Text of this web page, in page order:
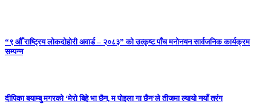
“९ औँ राष्ट्रिय लोकदोहोरी अवार्ड – २०८३” को उत्कृष्ट पाँच मनोनयन सार्वजनिक कार्यक्रम
सम्पन्न
दीपिका बयाम्बु मगरको ‘मेरो बिहे भा छैन, म पोइला गा छैन’ले तीजमा ल्यायो नयाँ तरंग